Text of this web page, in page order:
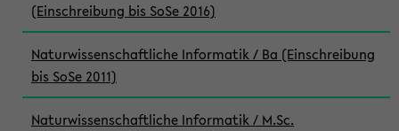
(Einschreibung bis SoSe 2016)
Naturwissenschaftliche Informatik / Ba (Einschreibung
bis SoSe 2011)
Naturwissenschaftliche Informatik / M.Sc.